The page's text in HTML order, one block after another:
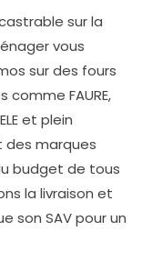
sur la
vous
sur des fours
FAURE,
et plein
des marques
budget de tous
la livraison et
son SAV pour un